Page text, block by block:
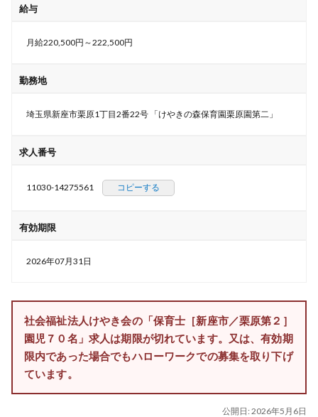
給与
月給220,500円～222,500円
勤務地
埼玉県新座市栗原1丁目2番22号 「けやきの森保育園栗原園第二」
求人番号
11030-14275561 コピーする
有効期限
2026年07月31日
社会福祉法人けやき会の「保育士［新座市／栗原第２］
園児７０名」求人は期限が切れています。又は、有効期
限内であった場合でもハローワークでの募集を取り下げ
ています。
公開日: 2026年5月6日